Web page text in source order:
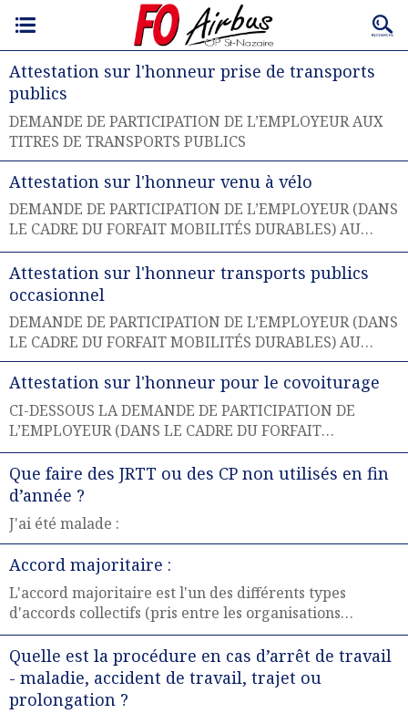
Attestation sur l'honneur prise de transports
publics
DEMANDE DE PARTICIPATION DE L’EMPLOYEUR AUX
TITRES DE TRANSPORTS PUBLICS
Attestation sur l'honneur venu à vélo
DEMANDE DE PARTICIPATION DE L’EMPLOYEUR (DANS
LE CADRE DU FORFAIT MOBILITÉS DURABLES) AU
REMBOURSEMENT FORFAITAIRE DES TRAJETS DE
VÉLO
Attestation sur l'honneur transports publics
occasionnel
DEMANDE DE PARTICIPATION DE L’EMPLOYEUR (DANS
LE CADRE DU FORFAIT MOBILITÉS DURABLES) AU
TITRE DE TRANSPORTS PUBLICS POUR UNE
UTILISATION OCCASIONNELLE
Attestation sur l'honneur pour le covoiturage
CI-DESSOUS LA DEMANDE DE PARTICIPATION DE
L’EMPLOYEUR (DANS LE CADRE DU FORFAIT
MOBILITÉS DURABLES) AU REMBOURSEMENT
FORFAITAIRE DES TRAJETS DE COVOITURAGE
Que faire des JRTT ou des CP non utilisés en fin
d’année ?
J'ai été malade :
Accord majoritaire :
L'accord majoritaire est l'un des différents types
d'accords collectifs (pris entre les organisations
syndicales représentant les salariés et les organisations
patronales représentant l'employeur). Comme son nom
l'indique, l'accord majoritaire est un accord collectif
devant être signé par un ou plusieurs syndicats
représentant au moins 50 %
Quelle est la procédure en cas d’arrêt de travail
- maladie, accident de travail, trajet ou
prolongation ?